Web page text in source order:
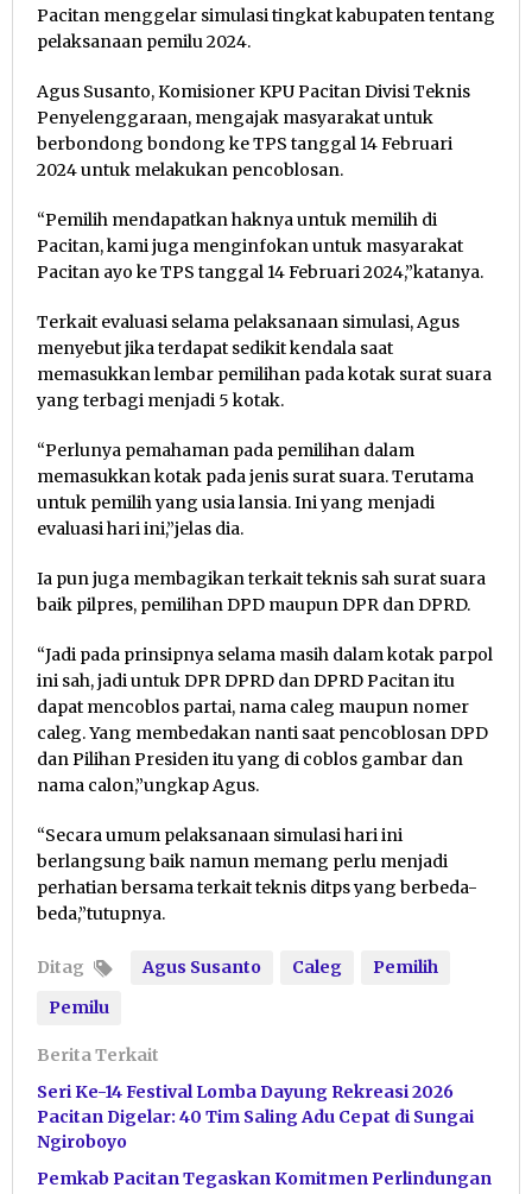
Pacitan menggelar simulasi tingkat kabupaten tentang
pelaksanaan pemilu 2024.
Agus Susanto, Komisioner KPU Pacitan Divisi Teknis
Penyelenggaraan, mengajak masyarakat untuk
berbondong bondong ke TPS tanggal 14 Februari
2024 untuk melakukan pencoblosan.
“Pemilih mendapatkan haknya untuk memilih di
Pacitan, kami juga menginfokan untuk masyarakat
Pacitan ayo ke TPS tanggal 14 Februari 2024,”katanya.
Terkait evaluasi selama pelaksanaan simulasi, Agus
menyebut jika terdapat sedikit kendala saat
memasukkan lembar pemilihan pada kotak surat suara
yang terbagi menjadi 5 kotak.
“Perlunya pemahaman pada pemilihan dalam
memasukkan kotak pada jenis surat suara. Terutama
untuk pemilih yang usia lansia. Ini yang menjadi
evaluasi hari ini,”jelas dia.
Ia pun juga membagikan terkait teknis sah surat suara
baik pilpres, pemilihan DPD maupun DPR dan DPRD.
“Jadi pada prinsipnya selama masih dalam kotak parpol
ini sah, jadi untuk DPR DPRD dan DPRD Pacitan itu
dapat mencoblos partai, nama caleg maupun nomer
caleg. Yang membedakan nanti saat pencoblosan DPD
dan Pilihan Presiden itu yang di coblos gambar dan
nama calon,”ungkap Agus.
“Secara umum pelaksanaan simulasi hari ini
berlangsung baik namun memang perlu menjadi
perhatian bersama terkait teknis ditps yang berbeda-
beda,”tutupnya.
Ditag Agus Susanto Caleg
Pemilih
Pemilu
Berita Terkait
Seri Ke-14 Festival Lomba Dayung Rekreasi 2026
Pacitan Digelar: 40 Tim Saling Adu Cepat di Sungai
Ngiroboyo
Pemkab Pacitan Tegaskan Komitmen Perlindungan